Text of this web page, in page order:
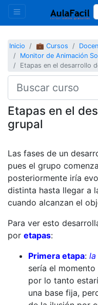
Inicio 💼 Cursos
Monitor de Animación
Etapas en el desarrollo
Etapas en el
grupal
Las fases de un
pues el grupo
posteriormente iría
distinta hasta llegar a
cuando alcanzan el
Para ver esto
por etapas:
Primera etapa: la
sería el
por lo tanto
una base fija,